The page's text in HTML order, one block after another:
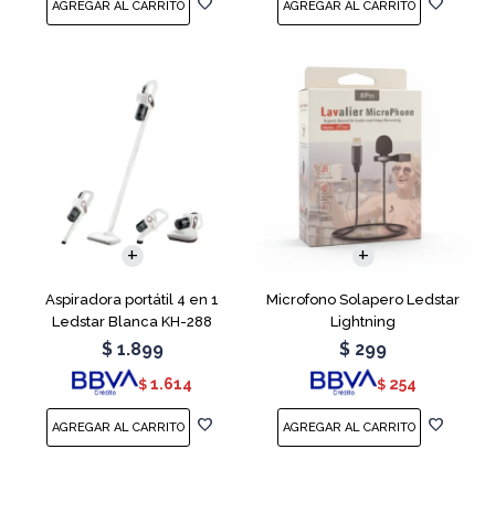
Aspiradora portátil 4 en 1
Ledstar Blanca KH-288
$ 1.899
$ 1.614
Microfono Solapero Ledstar
Lightning
$ 299
$ 254